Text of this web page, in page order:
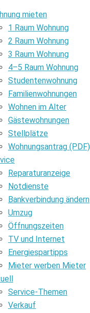
mieten
1 Raum Wohnung
2 Raum Wohnung
3 Raum Wohnung
4–5 Raum Wohnung
Studentenwohnung
Familienwohnungen
Wohnen im Alter
Gästewohnungen
Stellplätze
Wohnungsantrag (PDF)
Reparaturanzeige
Notdienste
Bankverbindung ändern
Umzug
Öffnungszeiten
TV und Internet
Energiespartipps
Mieter werben Mieter
Service-Themen
Verkauf